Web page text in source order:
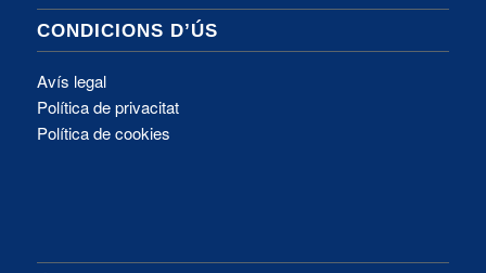
CONDICIONS D’ÚS
Avís legal
Política de privacitat
Política de cookies